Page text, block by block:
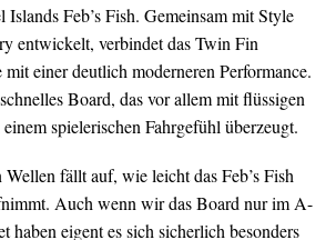
Islands Feb’s Fish. Gemeinsam mit Style
entwickelt, verbindet das Twin Fin
mit einer deutlich moderneren Performance.
Board, das vor allem mit flüssigen
spielerischen Fahrgefühl überzeugt.
Wellen fällt auf, wie leicht das Feb’s Fish
Auch wenn wir das Board nur im A-
haben eigent es sich sicherlich besonders